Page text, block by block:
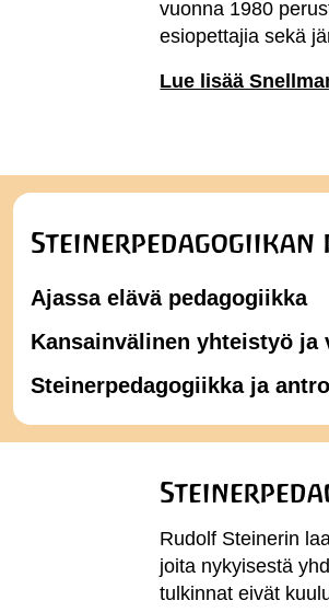
vuonna 1980
esiopettajia sekä
Lue lisää
Ajassa elävä pedagogiikka
Kansainvälinen yhteistyö ja
Steinerpedagogiikka ja
Rudolf Steinerin
joita nykyisestä
tulkinnat eivät